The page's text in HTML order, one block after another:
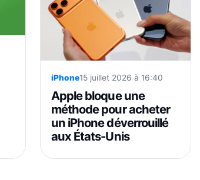
iPhone15 juillet 2026 à 16:40
Apple bloque une
méthode pour acheter
un iPhone déverrouillé
aux États-Unis